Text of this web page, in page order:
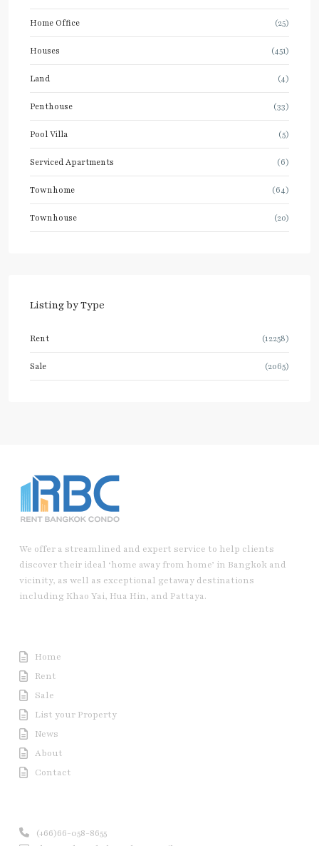
Home Office (25)
Houses (451)
Land (4)
Penthouse (33)
Pool Villa (5)
Serviced Apartments (6)
Townhome (64)
Townhouse (20)
Listing by Type
Rent (12258)
Sale (2065)
We offer a streamlined and expert service to help clients
discover their ideal ‘home away from home’ in Bangkok and
vicinity, as well as exceptional getaway destinations
including Khao Yai, Hua Hin, and Pattaya.
Home
Rent
Sale
List your Property
News
About
Contact
(+66)66-058-8655